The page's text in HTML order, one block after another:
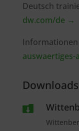
Deutsch
dw.com/de →
Downloads
